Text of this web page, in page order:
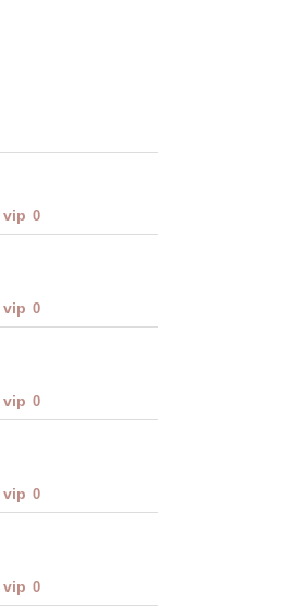
vip 0
vip 0
vip 0
vip 0
vip 0